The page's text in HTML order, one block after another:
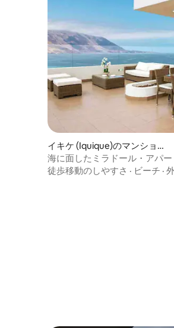
イキケ (Iquique)のマンショ
ン・アパート
海に面したミラドール・アパー
徒歩移動のしやすさ · ビーチ ·